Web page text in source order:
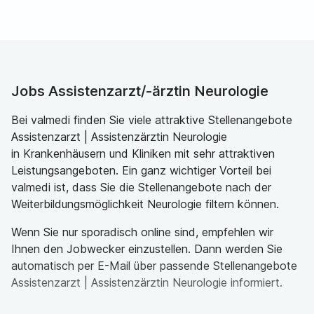
Jobs Assistenzarzt/-ärztin Neurologie
Bei valmedi finden Sie viele attraktive Stellenangebote
Assistenzarzt | Assistenzärztin Neurologie
in Krankenhäusern und Kliniken mit sehr attraktiven
Leistungsangeboten. Ein ganz wichtiger Vorteil bei
valmedi ist, dass Sie die Stellenangebote nach der
Weiterbildungsmöglichkeit Neurologie filtern können.
Wenn Sie nur sporadisch online sind, empfehlen wir
Ihnen den Jobwecker einzustellen. Dann werden Sie
automatisch per E-Mail über passende Stellenangebote
Assistenzarzt | Assistenzärztin Neurologie informiert.